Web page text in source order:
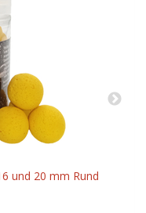
und 20 mm Rund